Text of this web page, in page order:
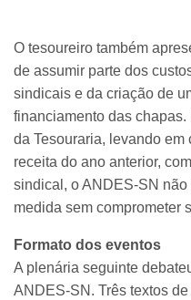
O tesoureiro também
de assumir parte dos
sindicais e da criação de
financiamento das
da Tesouraria, levando em
receita do ano anterior,
sindical, o ANDES-SN
medida sem comprometer
Formato dos eventos
A plenária seguinte
ANDES-SN. Três textos